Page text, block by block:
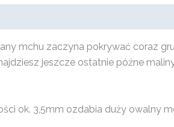
mchu zaczyna pokrywać coraz
jeszcze ostatnie późne
ok. 3,5mm ozdabia duży owalny